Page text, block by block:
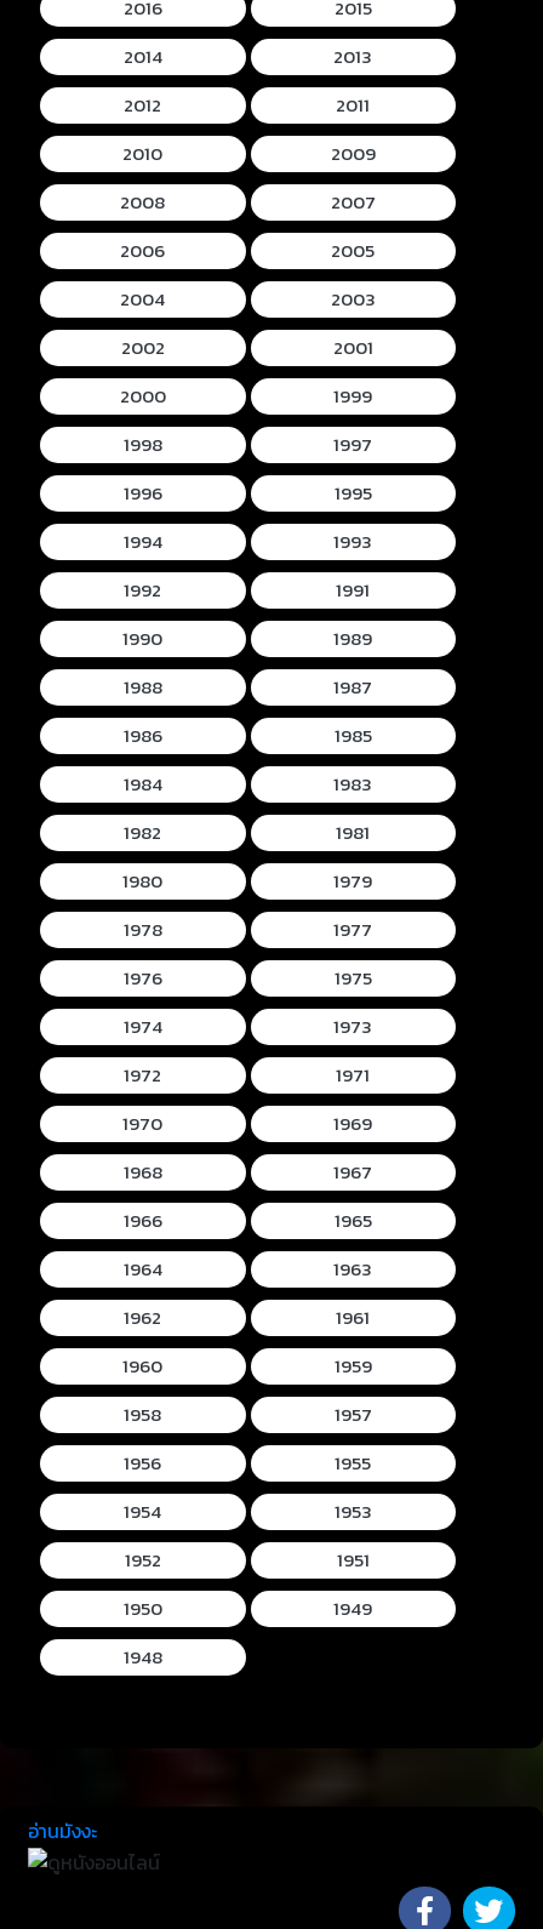
2016
2015
2014
2013
2012
2011
2010
2009
2008
2007
2006
2005
2004
2003
2002
2001
2000
1999
1998
1997
1996
1995
1994
1993
1992
1991
1990
1989
1988
1987
1986
1985
1984
1983
1982
1981
1980
1979
1978
1977
1976
1975
1974
1973
1972
1971
1970
1969
1968
1967
1966
1965
1964
1963
1962
1961
1960
1959
1958
1957
1956
1955
1954
1953
1952
1951
1950
1949
1948
อ่านมังงะ